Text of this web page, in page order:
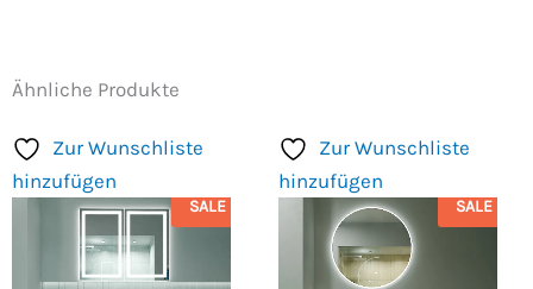
Ähnliche Produkte
Zur Wunschliste
hinzufügen
SALE
Zur Wunschliste
hinzufügen
SALE